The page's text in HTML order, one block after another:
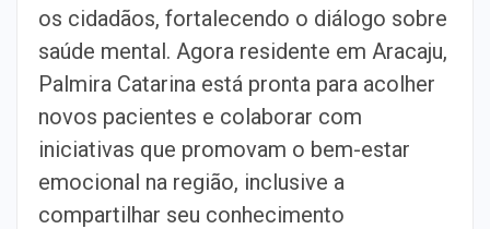
os cidadãos, fortalecendo o diálogo sobre
saúde mental. Agora residente em Aracaju,
Palmira Catarina está pronta para acolher
novos pacientes e colaborar com
iniciativas que promovam o bem-estar
emocional na região, inclusive a
compartilhar seu conhecimento